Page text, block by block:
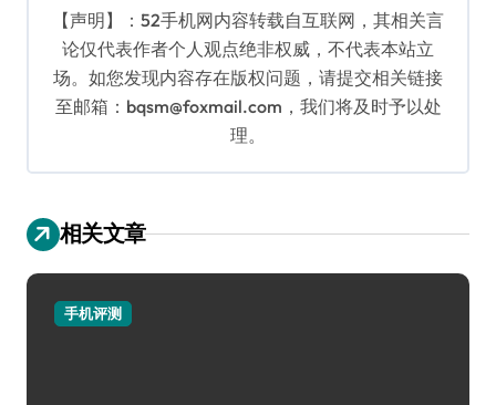
【声明】：52手机网内容转载自互联网，其相关言
论仅代表作者个人观点绝非权威，不代表本站立
场。如您发现内容存在版权问题，请提交相关链接
至邮箱：bqsm@foxmail.com，我们将及时予以处
理。
相关文章
手机评测